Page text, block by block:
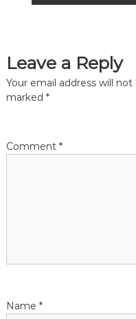
t
n
v
i
Leave a Reply
Your email address will not
marked *
Comment *
Name *